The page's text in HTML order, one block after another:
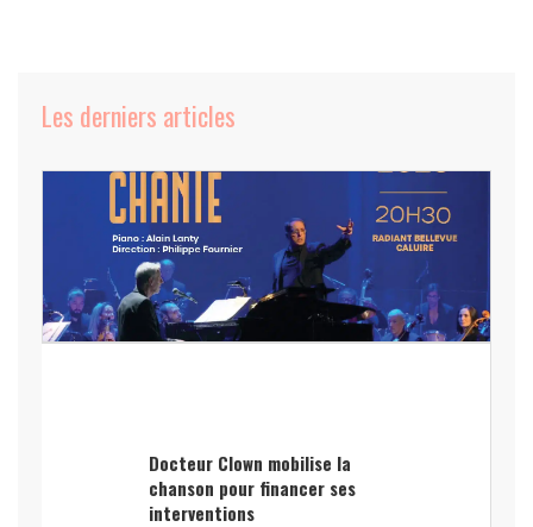
Les derniers articles
Docteur Clown mobilise la
chanson pour financer ses
interventions